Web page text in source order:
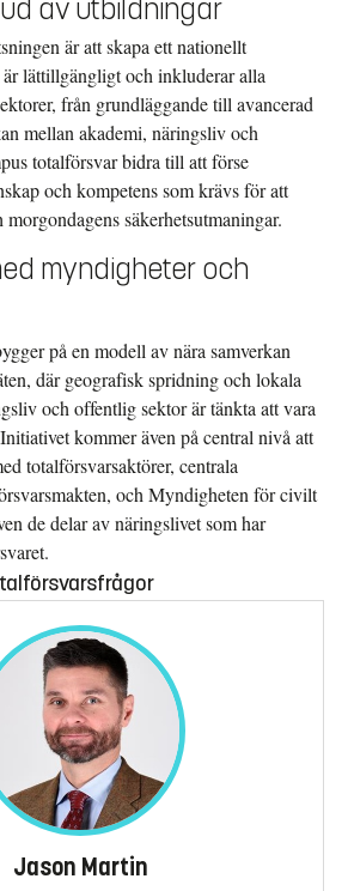
av utbildningar
är att skapa ett nationellt
lättillgängligt och inkluderar alla
från grundläggande till avancerad
mellan akademi, näringsliv och
totalförsvar bidra till att förse
och kompetens som krävs för att
morgondagens säkerhetsutmaningar.
myndigheter och
på en modell av nära samverkan
där geografisk spridning och lokala
och offentlig sektor är tänkta att vara
kommer även på central nivå att
totalförsvarsaktörer, centrala
och Myndigheten för civilt
de delar av näringslivet som har
Jason Martin